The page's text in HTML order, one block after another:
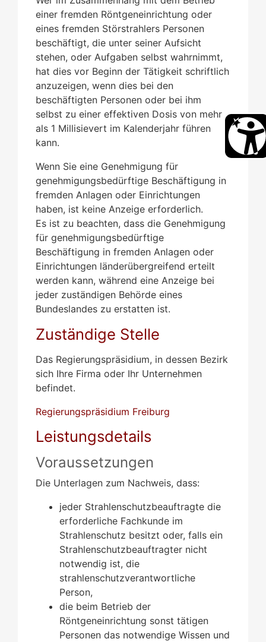
einer fremden Röntgeneinrichtung oder
eines fremden Störstrahlers Personen
beschäftigt, die unter seiner Aufsicht
stehen, oder Aufgaben selbst wahrnimmt,
hat dies vor Beginn der Tätigkeit schriftlich
anzuzeigen, wenn dies bei den
beschäftigten Personen oder bei ihm
selbst zu einer effektiven Dosis von mehr
als 1 Millisievert im Kalenderjahr führen
kann.
Wenn Sie eine Genehmigung für
genehmigungsbedürftige Beschäftigung in
fremden Anlagen oder Einrichtungen
haben, ist keine Anzeige erforderlich.
Es ist zu beachten, dass die Genehmigung
für genehmigungsbedürftige
Beschäftigung in fremden Anlagen oder
Einrichtungen länderübergreifend erteilt
werden kann, während eine Anzeige bei
jeder zuständigen Behörde eines
Bundeslandes zu erstatten ist.
Zuständige Stelle
Das Regierungspräsidium, in dessen Bezirk
sich Ihre Firma oder Ihr Unternehmen
befindet.
Regierungspräsidium Freiburg
Leistungsdetails
Voraussetzungen
Die Unterlagen zum Nachweis, dass:
jeder Strahlenschutzbeauftragte die
erforderliche Fachkunde im
Strahlenschutz besitzt oder, falls ein
Strahlenschutzbeauftragter nicht
notwendig ist, die
strahlenschutzverantwortliche
Person,
die beim Betrieb der
Röntgeneinrichtung sonst tätigen
Personen das notwendige Wissen und